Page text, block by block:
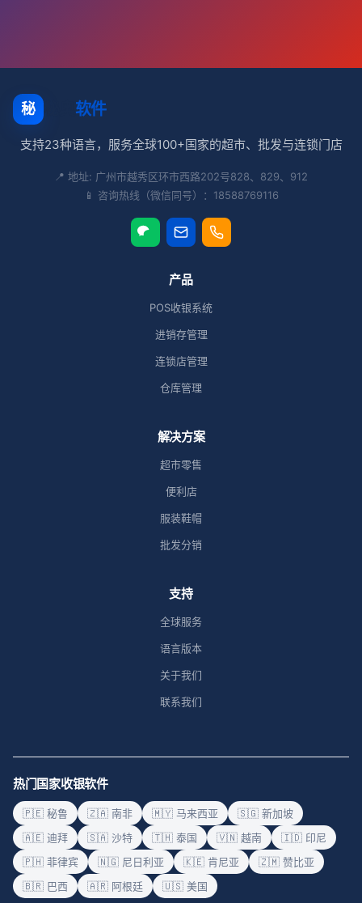
秘 软件
支持23种语言，服务全球100+国家的超市、批发与连锁门店
📍 地址: 广州市越秀区环市西路202号828、829、912
📱 咨询热线（微信同号）：18588769116
产品
POS收银系统
进销存管理
连锁店管理
仓库管理
解决方案
超市零售
便利店
服装鞋帽
批发分销
支持
全球服务
语言版本
关于我们
联系我们
热门国家收银软件
🇵🇪 秘鲁 🇿🇦 南非 🇲🇾 马来西亚
🇸🇬 新加坡
🇦🇪 迪拜
🇸🇦 沙特 🇹🇭 泰国 🇻🇳 越南
🇮🇩 印尼
🇵🇭 菲律宾
🇳🇬 尼日利亚 🇰🇪 肯尼亚
🇿🇲 赞比亚
🇧🇷 巴西
🇦🇷 阿根廷 🇺🇸 美国